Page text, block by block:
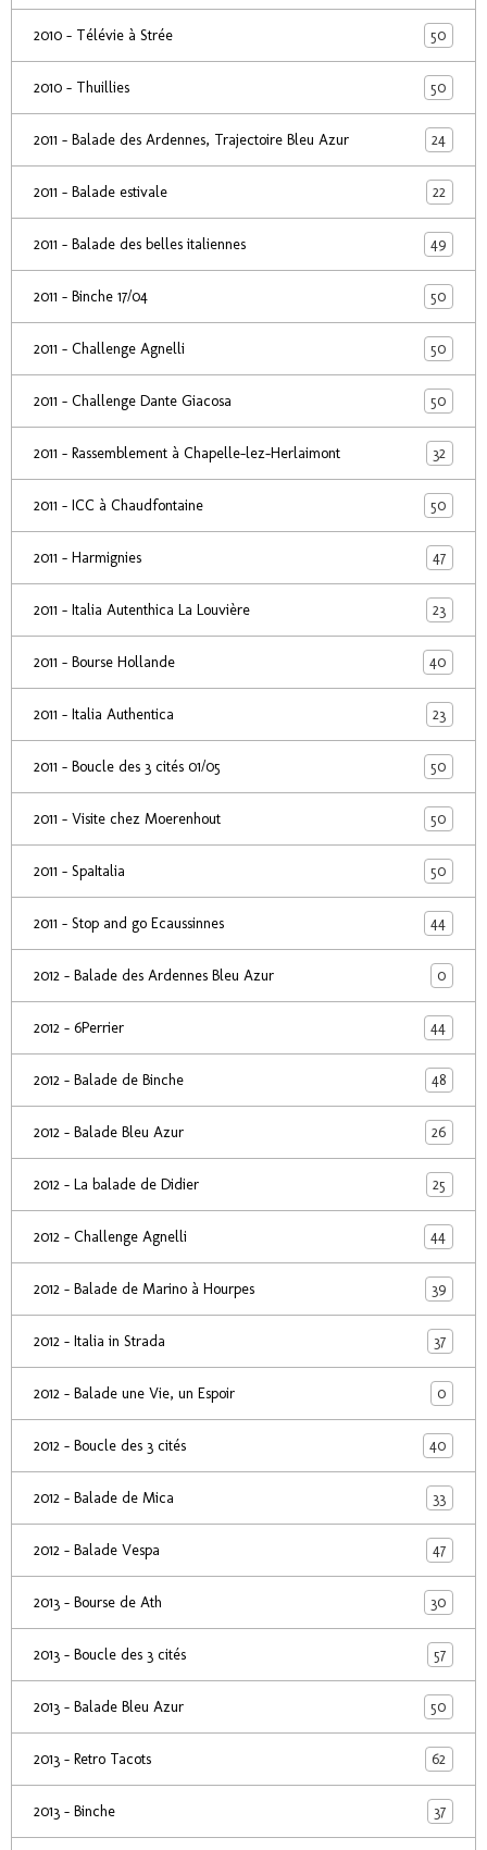
2010 - Télévie à Strée 50
2010 - Thuillies 50
2011 - Balade des Ardennes, Trajectoire Bleu Azur 24
2011 - Balade estivale 22
2011 - Balade des belles italiennes 49
2011 - Binche 17/04 50
2011 - Challenge Agnelli 50
2011 - Challenge Dante Giacosa 50
2011 - Rassemblement à Chapelle-lez-Herlaimont 32
2011 - ICC à Chaudfontaine 50
2011 - Harmignies 47
2011 - Italia Autenthica La Louvière 23
2011 - Bourse Hollande 40
2011 - Italia Authentica 23
2011 - Boucle des 3 cités 01/05 50
2011 - Visite chez Moerenhout 50
2011 - SpaItalia 50
2011 - Stop and go Ecaussinnes 44
2012 - Balade des Ardennes Bleu Azur 0
2012 - 6Perrier 44
2012 - Balade de Binche 48
2012 - Balade Bleu Azur 26
2012 - La balade de Didier 25
2012 - Challenge Agnelli 44
2012 - Balade de Marino à Hourpes 39
2012 - Italia in Strada 37
2012 - Balade une Vie, un Espoir 0
2012 - Boucle des 3 cités 40
2012 - Balade de Mica 33
2012 - Balade Vespa 47
2013 - Bourse de Ath 30
2013 - Boucle des 3 cités 57
2013 - Balade Bleu Azur 50
2013 - Retro Tacots 62
2013 - Binche 37